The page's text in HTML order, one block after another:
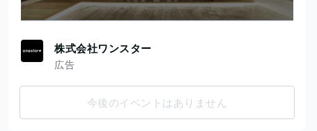
株式会社ワンスター
広告
今後のイベントはありません